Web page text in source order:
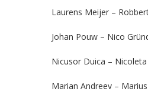
Laurens Meijer –
Johan Pouw – Nico
Nicusor Duica –
Marian Andreev –